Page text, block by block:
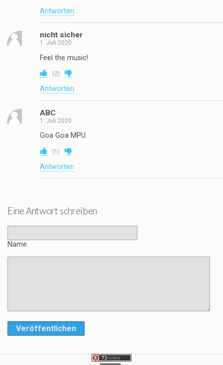
Antworten
nicht sicher
1. Juli 2020
Feel the music!
(2)
Antworten
ABC
1. Juli 2020
Goa Goa MPU
(1 )
Antworten
Eine Antwort schreiben
Name
Veröffentlichen